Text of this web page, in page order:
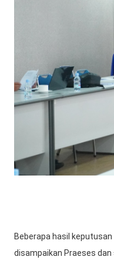
Beberapa hasil
disampaikan Praeses